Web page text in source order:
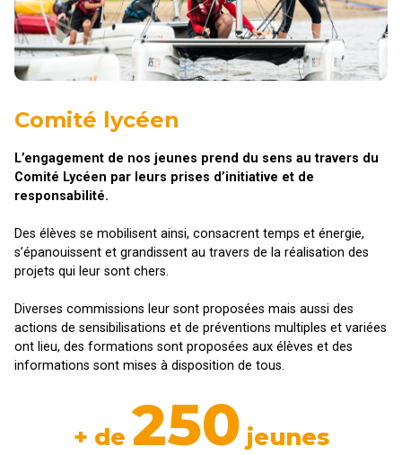
Comité lycéen
L’engagement de nos jeunes prend du sens au travers du
Comité Lycéen par leurs prises d’initiative et de
responsabilité.
Des élèves se mobilisent ainsi, consacrent temps et énergie,
s’épanouissent et grandissent au travers de la réalisation des
projets qui leur sont chers.
Diverses commissions leur sont proposées mais aussi des
actions de sensibilisations et de préventions multiples et variées
ont lieu, des formations sont proposées aux élèves et des
informations sont mises à disposition de tous.
+ de 250 jeunes